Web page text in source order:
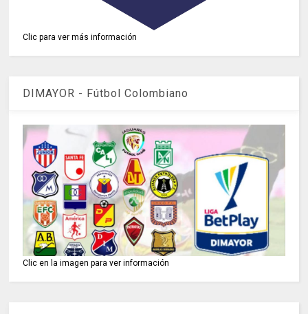
Clic para ver más información
DIMAYOR - Fútbol Colombiano
Clic en la imagen para ver información